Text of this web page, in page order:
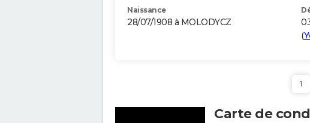
Naissance
28/07/1908 à MOLODYCZ
(
1
Carte de